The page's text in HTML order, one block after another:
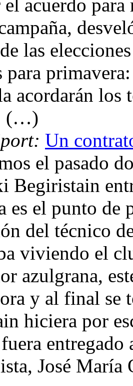
el acuerdo
las
para
acordarán los
(…)
Un
el pasado
Begiristain
es el punto de
del técnico
viviendo el
azulgrana,
y al final se
hiciera por
José